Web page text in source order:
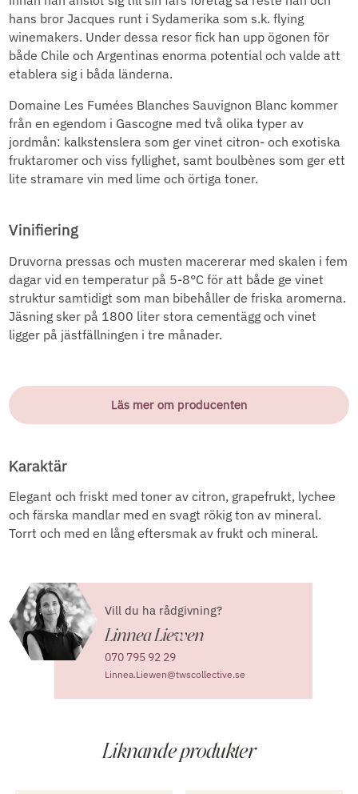
hans bror Jacques runt i Sydamerika som s.k. flying
winemakers. Under dessa resor fick han upp ögonen för
både Chile och Argentinas enorma potential och valde att
etablera sig i båda länderna.
Domaine Les Fumées Blanches Sauvignon Blanc kommer
från en egendom i Gascogne med två olika typer av
jordmån: kalkstenslera som ger vinet citron- och exotiska
fruktaromer och viss fyllighet, samt boulbènes som ger ett
lite stramare vin med lime och örtiga toner.
Vinifiering
Druvorna pressas och musten macererar med skalen i fem
dagar vid en temperatur på 5-8°C för att både ge vinet
struktur samtidigt som man bibehåller de friska aromerna.
Jäsning sker på 1800 liter stora cementägg och vinet
ligger på jästfällningen i tre månader.
Läs mer om producenten
Karaktär
Elegant och friskt med toner av citron, grapefrukt, lychee
och färska mandlar med en svagt rökig ton av mineral.
Torrt och med en lång eftersmak av frukt och mineral.
Vill du ha rådgivning?
Linnea Liewen
070 795 92 29
Linnea.Liewen@twscollective.se
Liknande produkter